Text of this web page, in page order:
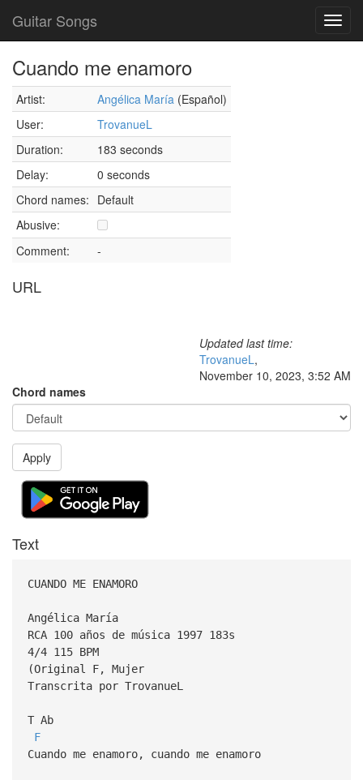
Guitar Songs
Cuando me enamoro
Artist: Angélica María (Español)
User:
TrovanueL
Duration:
183 seconds
Delay:
0 seconds
Chord names: Default
Abusive:
Comment:
-
URL
Updated last time:
TrovanueL,
November 10, 2023, 3:52 AM
Chord names
Apply
Text
CUANDO ME ENAMORO
Angélica María
RCA 100 años de música 1997 183s
4/4 115 BPM
(Original F, Mujer
Transcrita por TrovanueL
T Ab
F
Cuando me enamoro, cuando me enamoro